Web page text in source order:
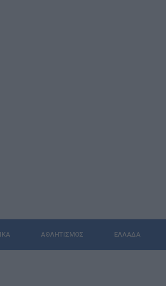
ΑΘΛΗΤΙΣΜΌΣ ΕΛΛΆΔΑ